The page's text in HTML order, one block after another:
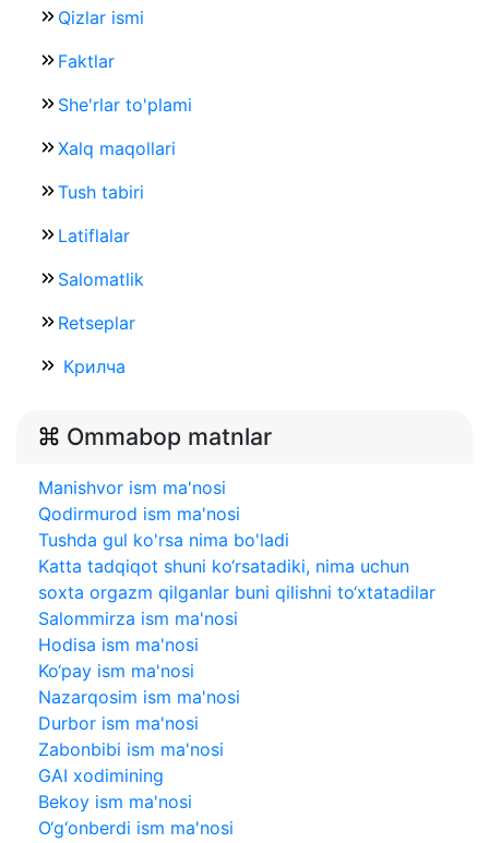
Qizlar ismi
Faktlar
She'rlar to'plami
Xalq maqollari
Tush tabiri
Latiflalar
Salomatlik
Retseplar
Крилча
Ommabop matnlar
Manishvor ism ma'nosi
Qodirmurod ism ma'nosi
Tushda gul ko'rsa nima bo'ladi
Katta tadqiqot shuni ko‘rsatadiki, nima uchun
soxta orgazm qilganlar buni qilishni to‘xtatadilar
Salommirza ism ma'nosi
Hodisa ism ma'nosi
Ko‘pay ism ma'nosi
Nazarqosim ism ma'nosi
Durbor ism ma'nosi
Zabonbibi ism ma'nosi
GAI xodimining
Bekoy ism ma'nosi
O‘g‘onberdi ism ma'nosi